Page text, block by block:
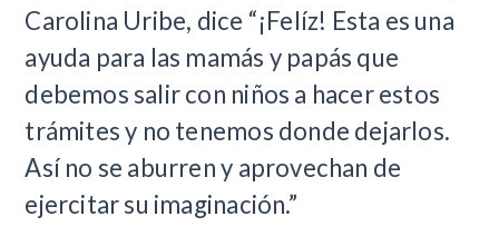
Carolina Uribe, dice “¡Felíz! Esta es una
ayuda para las mamás y papás que
debemos salir con niños a hacer estos
trámites y no tenemos donde dejarlos.
Así no se aburren y aprovechan de
ejercitar su imaginación.”